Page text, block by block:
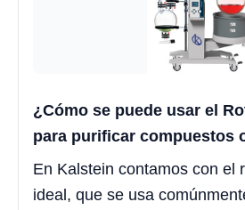
¿Cómo se puede usar el
para purificar compuestos
En Kalstein contamos con el
ideal, que se usa